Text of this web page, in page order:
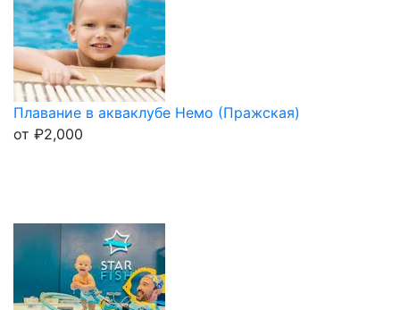
Плавание в акваклубе Немо (Пражская)
от ₽2,000